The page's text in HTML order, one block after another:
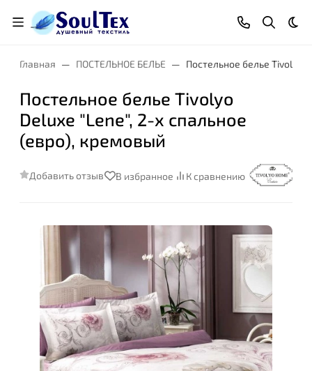
Главная ПОСТЕЛЬНОЕ БЕЛЬЕ Постельное белье Tivolyo
Постельное белье Tivolyo
Deluxe "Lene", 2-х спальное
(евро), кремовый
Добавить отзыв В избранное К сравнению